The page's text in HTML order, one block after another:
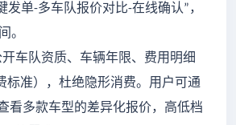
发单-多车队报价对比-在线确认”，
。
开车队资质、车辆年限、费用明细
标准），杜绝隐形消费。用户可通
看多款车型的差异化报价，高低档